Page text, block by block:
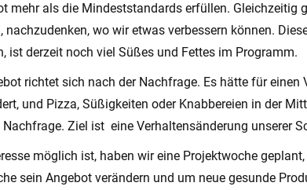
mehr als die Mindeststandards erfüllen. Gleichzeitig
nachzudenken, wo wir etwas verbessern können.
ist derzeit noch viel Süßes und Fettes im Programm.
richtet sich nach der Nachfrage. Es hätte für
und Pizza, Süßigkeiten oder Knabbereien in der
Ziel ist eine Verhaltensänderung unserer
möglich ist, haben wir eine Projektwoche
sein Angebot verändern und um neue gesunde